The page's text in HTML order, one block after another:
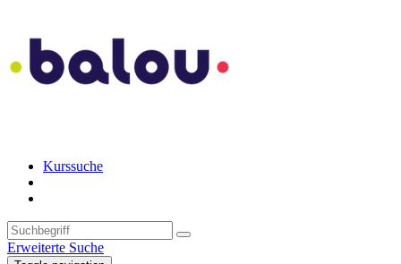
Kurssuche
Erweiterte Suche